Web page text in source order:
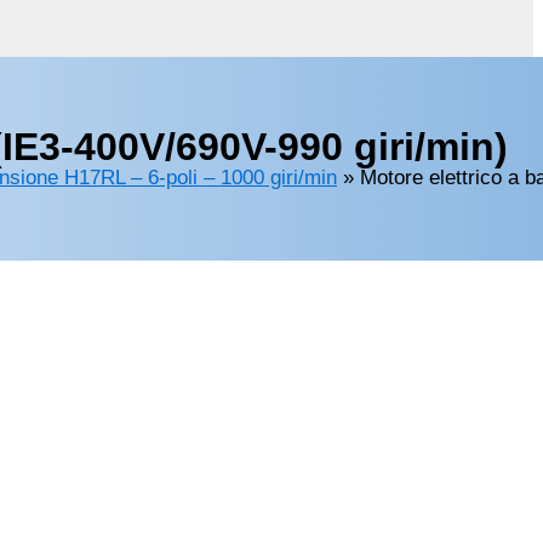
400V/690V-990 giri/min)
H17RL – 6-poli – 1000 giri/min » Motore elettrico a